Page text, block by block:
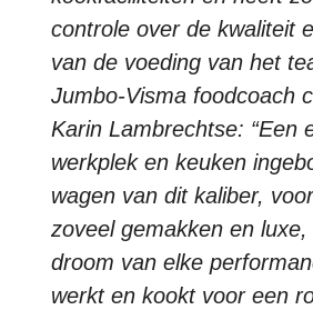
controle over de kwaliteit
van de voeding van het
Jumbo-Visma foodcoach
Karin Lambrechtse: “Een
werkplek en keuken
wagen van dit kaliber,
zoveel gemakken en
droom van elke
werkt en kookt voor een